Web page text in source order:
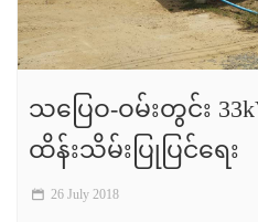
သပြေဝ-ဝမ်းတွင်း
ထိန်းသိမ်းပြုပြင်ရေး
26 July 2018